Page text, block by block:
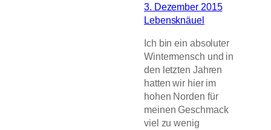
3. Dezember 2015
Lebensknäuel
Ich bin ein absoluter
Wintermensch und in
den letzten Jahren
hatten wir hier im
hohen Norden für
meinen Geschmack
viel zu wenig